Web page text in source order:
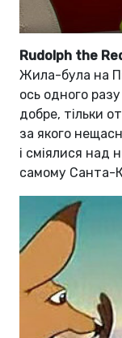
Rudolph the
Жила-була на
ось одного
добре, тільки
за якого
і сміялися над
самому Санта-